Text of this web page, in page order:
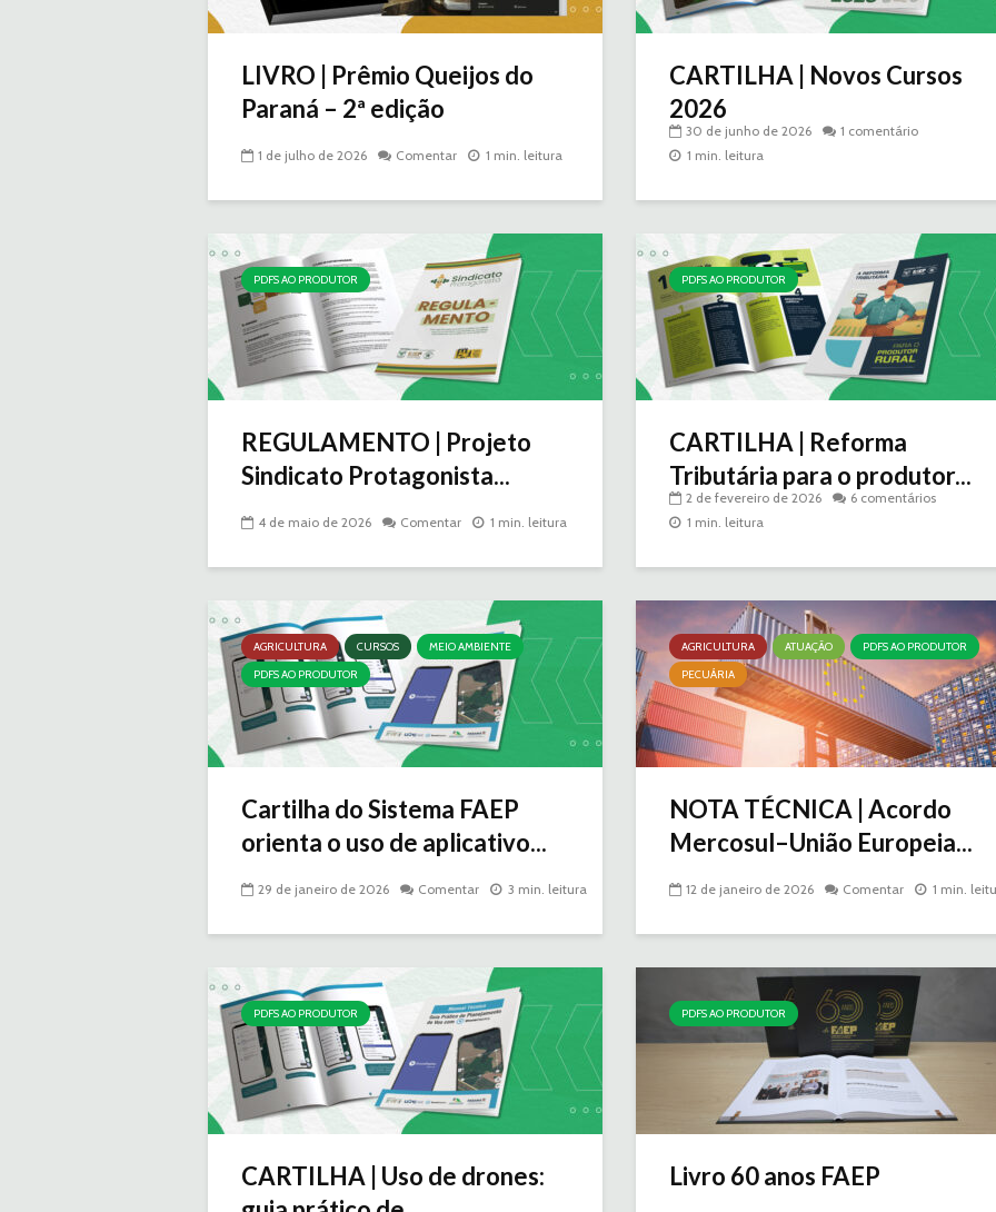
LIVRO | Prêmio Queijos do
Paraná – 2ª edição
1 de julho de 2026 Comentar 1 min. leitura
CARTILHA | Novos Cursos
2026
30 de junho de 2026
1 comentário
1 min. leitura
PDFS AO PRODUTOR
REGULAMENTO | Projeto
Sindicato Protagonista...
4 de maio de 2026 Comentar 1 min. leitura
PDFS AO PRODUTOR
CARTILHA | Reforma
Tributária para o produtor...
2 de fevereiro de 2026
6 comentários
1 min. leitura
AGRICULTURA CURSOS
MEIO AMBIENTE
PDFS AO PRODUTOR
Cartilha do Sistema FAEP
orienta o uso de aplicativo...
29 de janeiro de 2026 Comentar 3 min. leitura
AGRICULTURA ATUAÇÃO
PDFS AO PRODUTOR
PECUÁRIA
NOTA TÉCNICA | Acordo
Mercosul–União Europeia...
12 de janeiro de 2026 Comentar 1 min.
PDFS AO PRODUTOR
CARTILHA | Uso de drones:
PDFS AO PRODUTOR
Livro 60 anos FAEP